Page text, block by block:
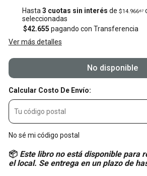
Hasta3 cuotas sin interés de$14.96667
seleccionadas
$42.655 pagando con Transferencia
Ver más detalles
No disponible
Calcular Costo De Envío:
No sé mi código postal
📦 Este libro no está disponible para
el local. Se entrega en un plazo de